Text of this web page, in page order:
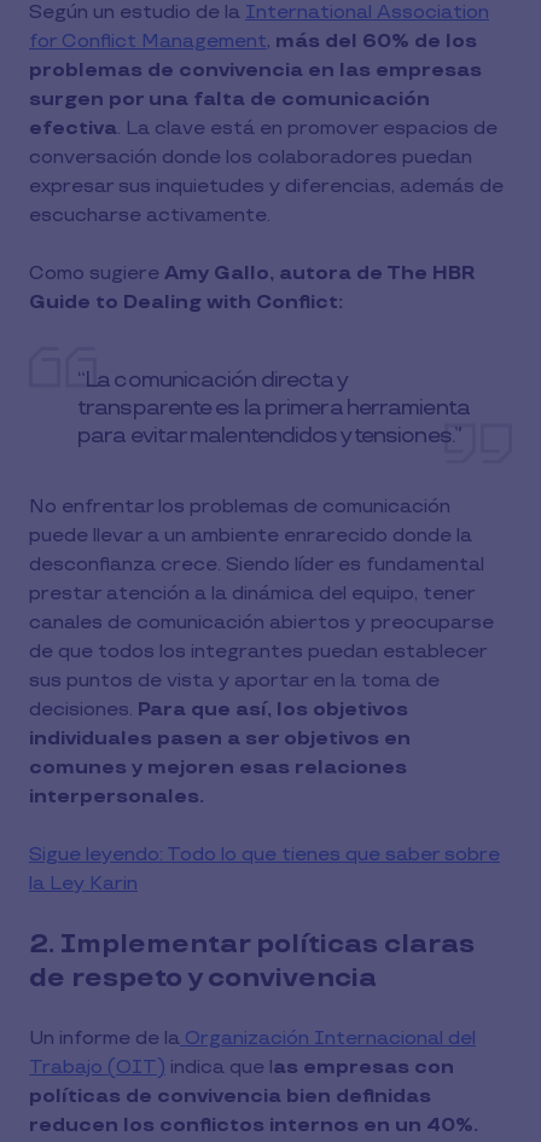
Según un estudio de la International Association
for Conflict Management, más del 60% de los
problemas de convivencia en las empresas
surgen por una falta de comunicación
efectiva. La clave está en promover espacios de
conversación donde los colaboradores puedan
expresar sus inquietudes y diferencias, además de
escucharse activamente.
Como sugiere Amy Gallo, autora de The HBR
Guide to Dealing with Conflict:
“La comunicación directa y
transparente es la primera herramienta
para evitar malentendidos y tensiones.”
No enfrentar los problemas de comunicación
puede llevar a un ambiente enrarecido donde la
desconfianza crece. Siendo líder es fundamental
prestar atención a la dinámica del equipo, tener
canales de comunicación abiertos y preocuparse
de que todos los integrantes puedan establecer
sus puntos de vista y aportar en la toma de
decisiones. Para que así, los objetivos
individuales pasen a ser objetivos en
comunes y mejoren esas relaciones
interpersonales.
Sigue leyendo: Todo lo que tienes que saber sobre
la Ley Karin
2. Implementar políticas claras
de respeto y convivencia
Un informe de la Organización Internacional del
Trabajo (OIT) indica que las empresas con
políticas de convivencia bien definidas
reducen los conflictos internos en un 40%.